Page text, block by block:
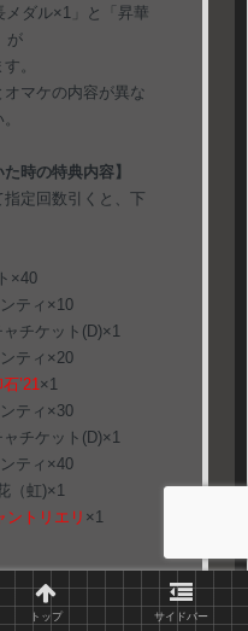
ダル×1」と「昇華
が
。
マケの内容が異な
時の特典内容】
定回数引くと、下
×40
ティ×10
チケット(D)×1
ティ×20
’21×1
ティ×30
チケット(D)×1
ティ×40
（虹)×1
トリエリ ×1
ている「★6タッ
ミアムガチャの
トップ サイドバー